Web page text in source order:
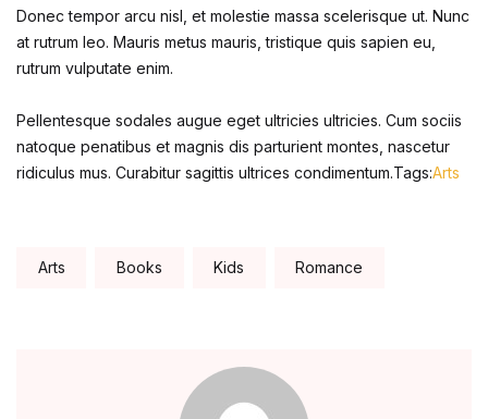
Donec tempor arcu nisl, et molestie massa scelerisque ut. Nunc
at rutrum leo. Mauris metus mauris, tristique quis sapien eu,
rutrum vulputate enim.
Pellentesque sodales augue eget ultricies ultricies. Cum sociis
natoque penatibus et magnis dis parturient montes, nascetur
ridiculus mus. Curabitur sagittis ultrices condimentum.Tags:Arts
Tags:
Arts Books Kids Romance